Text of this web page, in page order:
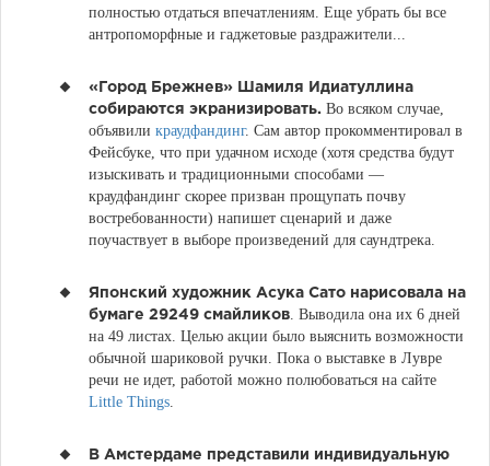
полностью отдаться впечатлениям. Еще убрать бы все
антропоморфные и гаджетовые раздражители...
«Город Брежнев» Шамиля Идиатуллина
собираются экранизировать. Во всяком случае,
объявили краудфандинг. Сам автор прокомментировал в
Фейсбуке, что при удачном исходе (хотя средства будут
изыскивать и традиционными способами —
краудфандинг скорее призван прощупать почву
востребованности) напишет сценарий и даже
поучаствует в выборе произведений для саундтрека.
Японский художник Асука Сато нарисовала на
бумаге 29249 смайликов. Выводила она их 6 дней
на 49 листах. Целью акции было выяснить возможности
обычной шариковой ручки. Пока о выставке в Лувре
речи не идет, работой можно полюбоваться на сайте
Little Things.
В Амстердаме представили индивидуальную